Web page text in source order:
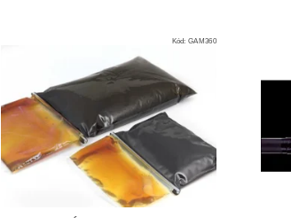
Kód:GAM360